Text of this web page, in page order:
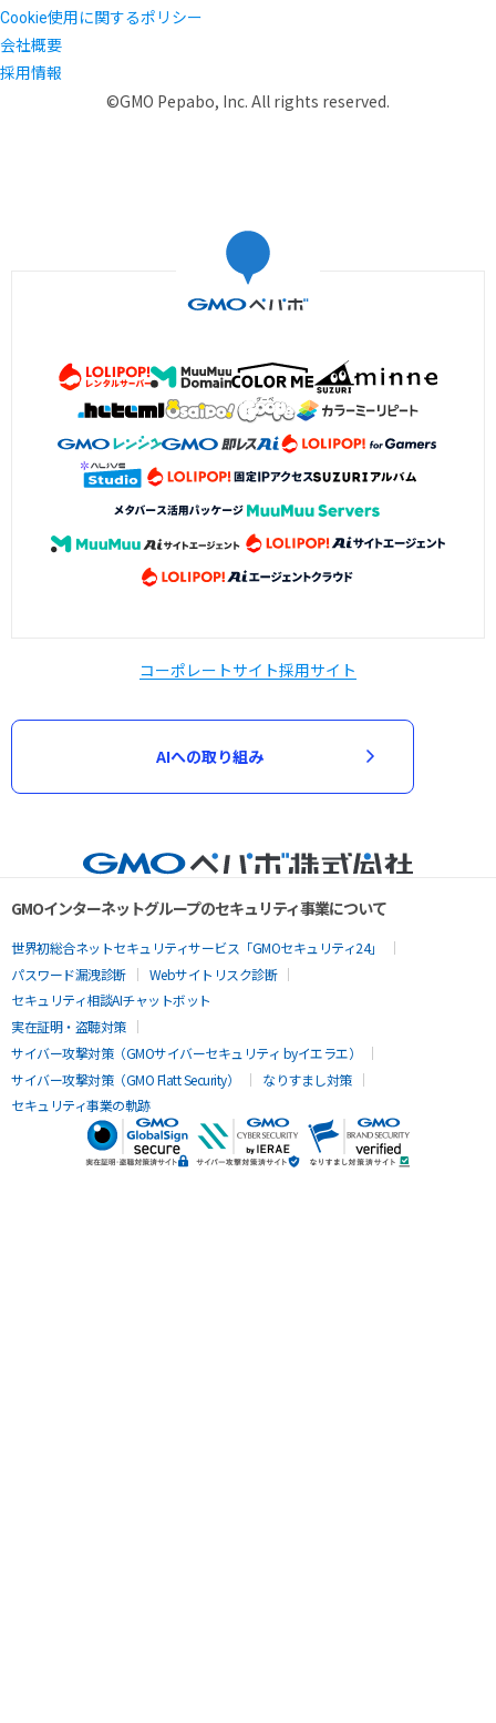
Cookie使用に関するポリシー
会社概要
採用情報
©GMO Pepabo, Inc. All rights reserved.
コーポレートサイト採用サイト
AIへの取り組み
GMOインターネットグループのセキュリティ事業について
世界初総合ネットセキュリティサービス「GMOセキュリティ24」
パスワード漏洩診断
Webサイトリスク診断
セキュリティ相談AIチャットボット
実在証明・盗聴対策
サイバー攻撃対策（GMOサイバーセキュリティ byイエラエ）
サイバー攻撃対策（GMO Flatt Security）
なりすまし対策
セキュリティ事業の軌跡